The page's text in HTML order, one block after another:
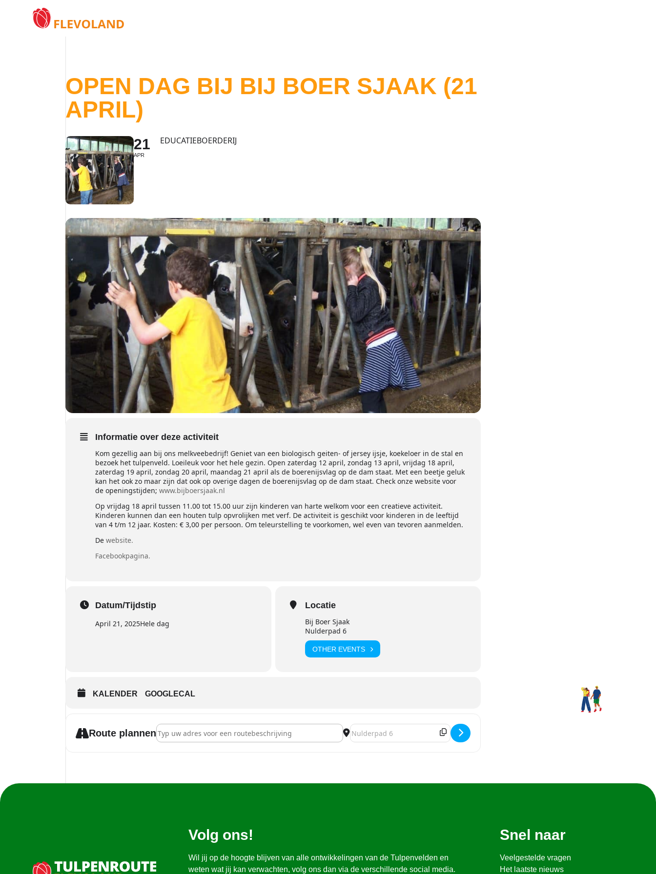
OPEN DAG BIJ BIJ BOER SJAAK (21
APRIL)
21
APR
EDUCATIEBOERDERIJ
Informatie over deze activiteit
Kom gezellig aan bij ons melkveebedrijf! Geniet van een biologisch geiten- of jersey ijsje, koekeloer in de stal en
bezoek het tulpenveld. Loeileuk voor het hele gezin. Open zaterdag 12 april, zondag 13 april, vrijdag 18 april,
zaterdag 19 april, zondag 20 april, maandag 21 april als de boerenijsvlag op de dam staat. Met een beetje geluk
kan het ook zo maar zijn dat ook op overige dagen de boerenijsvlag op de dam staat. Check onze website voor
de openingstijden;www.bijboersjaak.nl
Op vrijdag 18 april tussen 11.00 tot 15.00 uur zijn kinderen van harte welkom voor een creatieve activiteit.
Kinderen kunnen dan een houten tulp opvrolijken met verf. De activiteit is geschikt voor kinderen in de leeftijd
van 4 t/m 12 jaar. Kosten: € 3,00 per persoon. Om teleurstelling te voorkomen, wel even van tevoren aanmelden.
Dewebsite.
Facebookpagina.
Datum/Tijdstip
April 21, 2025Hele dag
Locatie
Bij Boer Sjaak
Nulderpad 6
OTHER EVENTS
KALENDER GOOGLECAL
Route plannenAddress - Open dag bij Bij Boer Sjaak (21 april) [5BnrRCqku]Destination Address - Open dag bij Bij Boer Sjaak (21 april) [uq3ImVJyH]
Volg ons!
Wil jij op de hoogte blijven van alle ontwikkelingen van de Tulpenvelden en
weten wat jij kan verwachten, volg ons dan via de verschillende social media.
Snel naar
Veelgestelde vragen
Het laatste nieuws